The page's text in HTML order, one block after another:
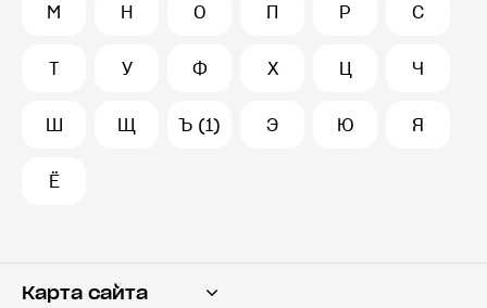
М Н О П Р С
Т У Ф Х Ц Ч
Ш Щ Ъ (1) Э Ю Я
Ё
Карта сайта